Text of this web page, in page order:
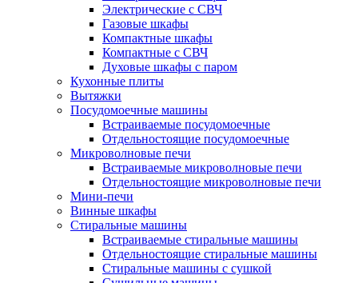
Электрические с СВЧ
Газовые шкафы
Компактные шкафы
Компактные с СВЧ
Духовые шкафы с паром
Кухонные плиты
Вытяжки
Посудомоечные машины
Встраиваемые посудомоечные
Отдельностоящие посудомоечные
Микроволновые печи
Встраиваемые микроволновые печи
Отдельностоящие микроволновые печи
Мини-печи
Винные шкафы
Стиральные машины
Встраиваемые стиральные машины
Отдельностоящие стиральные машины
Стиральные машины с сушкой